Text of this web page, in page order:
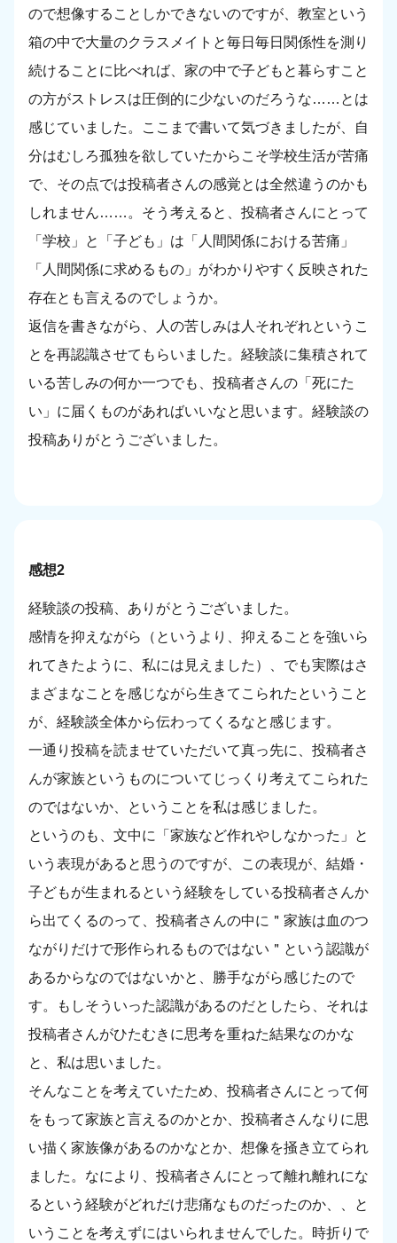
ので想像することしかできないのですが、教室という
箱の中で大量のクラスメイトと毎日毎日関係性を測り
続けることに比べれば、家の中で子どもと暮らすこと
の方がストレスは圧倒的に少ないのだろうな……とは
感じていました。ここまで書いて気づきましたが、自
分はむしろ孤独を欲していたからこそ学校生活が苦痛
で、その点では投稿者さんの感覚とは全然違うのかも
しれません……。そう考えると、投稿者さんにとって
「学校」と「子ども」は「人間関係における苦痛」
「人間関係に求めるもの」がわかりやすく反映された
存在とも言えるのでしょうか。
返信を書きながら、人の苦しみは人それぞれというこ
とを再認識させてもらいました。経験談に集積されて
いる苦しみの何か一つでも、投稿者さんの「死にた
い」に届くものがあればいいなと思います。経験談の
投稿ありがとうございました。
感想2
経験談の投稿、ありがとうございました。
感情を抑えながら（というより、抑えることを強いら
れてきたように、私には見えました）、でも実際はさ
まざまなことを感じながら生きてこられたということ
が、経験談全体から伝わってくるなと感じます。
一通り投稿を読ませていただいて真っ先に、投稿者さ
んが家族というものについてじっくり考えてこられた
のではないか、ということを私は感じました。
というのも、文中に「家族など作れやしなかった」と
いう表現があると思うのですが、この表現が、結婚・
子どもが生まれるという経験をしている投稿者さんか
ら出てくるのって、投稿者さんの中に＂家族は血のつ
ながりだけで形作られるものではない＂という認識が
あるからなのではないかと、勝手ながら感じたので
す。もしそういった認識があるのだとしたら、それは
投稿者さんがひたむきに思考を重ねた結果なのかな
と、私は思いました。
そんなことを考えていたため、投稿者さんにとって何
をもって家族と言えるのかとか、投稿者さんなりに思
い描く家族像があるのかなとか、想像を掻き立てられ
ました。なにより、投稿者さんにとって離れ離れにな
るという経験がどれだけ悲痛なものだったのか、、と
いうことを考えずにはいられませんでした。時折りで